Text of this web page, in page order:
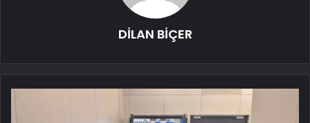
DİLAN BİÇER